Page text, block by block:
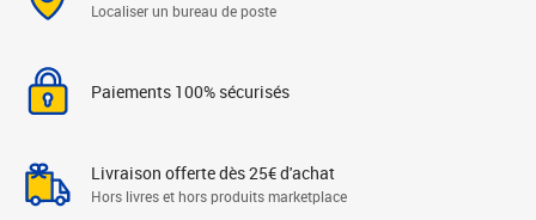
Localiser un bureau de poste
Paiements 100% sécurisés
Livraison offerte dès 25€ d'achat
Hors livres et hors produits marketplace